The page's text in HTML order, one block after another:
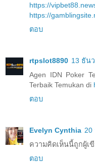
https://
https://
ตอบ
rtpslot8890 13 ธัน
Agen IDN Poker
Terbaik Temukan di
ตอบ
Evelyn Cynthia 20
ความคิดเห็นนี้ถูกผู้เ
ตอบ